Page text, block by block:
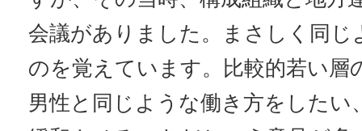
会議がありました。まさしく同じ
のを覚えています。比較的若い層
男性と同じような働き方をしたい